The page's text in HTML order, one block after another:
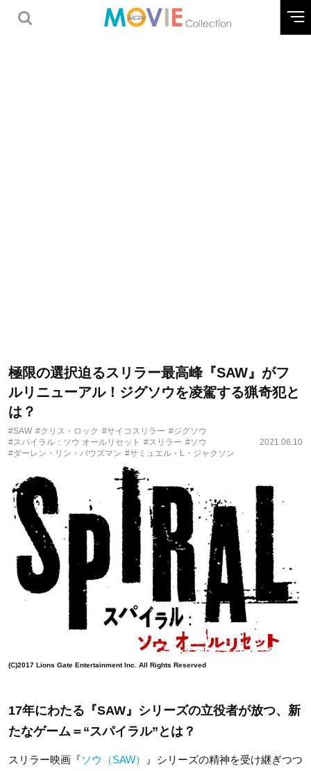
極限の選択迫るスリラー最高峰『SAW』がフ
ルリニューアル！ジグソウを凌駕する猟奇犯と
は？
#SAW #クリス・ロック #サイコスリラー #ジグソウ
#スパイラル：ソウ オールリセット #スリラー #ソウ
#ダーレン・リン・バウズマン #サミュエル・L・ジャクソン
2021.06.10
(C)2017 Lions Gate Entertainment Inc. All Rights Reserved
17年にわたる『SAW』シリーズの立役者が放つ、新
たなゲーム＝“スパイラル”とは？
スリラー映画『ソウ（SAW）
』シリーズの精神を受け継ぎつつ